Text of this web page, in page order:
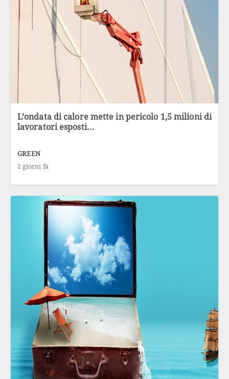
L’ondata di calore mette in pericolo 1,5 milioni di
lavoratori esposti...
GREEN
2 giorni fa